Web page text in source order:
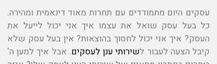
עסקים היום מתמודדים עם תחרות מאוד דינאמית ומהירה.
כל בעל עסק שואל את עצמו איך אני יכול לייעל את
העסק? איך אני יכול לחסוך בהוצאות? אין בעל עסק שלא
קיבל הצעה לעבור לשירותי ענן לעסקים. אבל איך למען ה'